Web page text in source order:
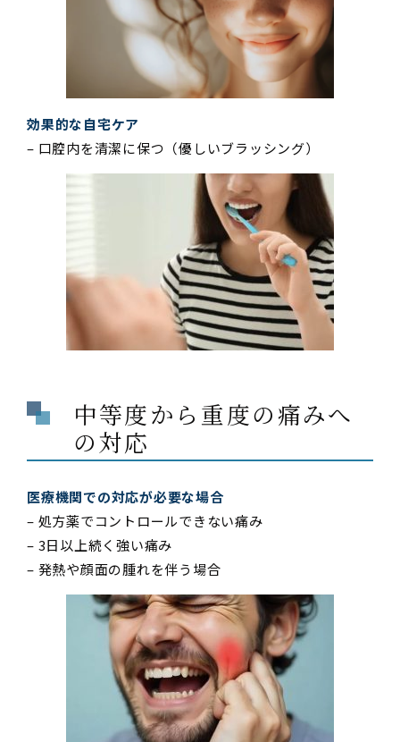
効果的な自宅ケア
– 口腔内を清潔に保つ（優しいブラッシング）
中等度から重度の痛みへ
の対応
医療機関での対応が必要な場合
– 処方薬でコントロールできない痛み
– 3日以上続く強い痛み
– 発熱や顔面の腫れを伴う場合